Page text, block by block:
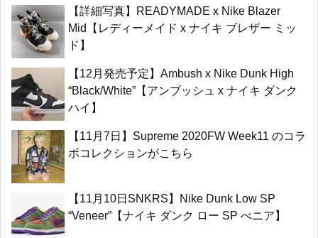
【詳細写真】READYMADE x Nike Blazer
Mid【レディーメイド x ナイキ ブレザー ミッ
ド】
【12月発売予定】Ambush x Nike Dunk High
“Black/White”【アンブッシュ x ナイキ ダンク
ハイ】
【11月7日】Supreme 2020FW Week11 のコラ
ボコレクションがこちら
【11月10日SNKRS】Nike Dunk Low SP
“Veneer”【ナイキ ダンク ロー SP べニア】